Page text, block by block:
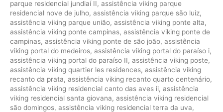
parque residencial jundiaí II, assistência viking parque
residencial nove de julho, assistência viking parque são luiz,
assistência viking parque união, assistência viking ponte alta,
assistência viking ponte campinas, assistência viking ponte de
campinas, assistência viking ponte de são joão, assistência
viking portal do medeiros, assistência viking portal do paraíso i,
assistência viking portal do paraíso II, assistência viking poste,
assistência viking quartier les residences, assistência viking
recanto da prata, assistência viking recanto quarto centenário,
assistência viking residencial canto das aves ii, assistência
viking residencial santa giovana, assistência viking residencial
são domingos, assistência viking residencial terra da uva,